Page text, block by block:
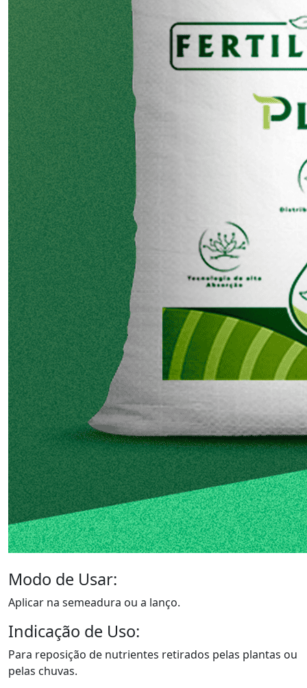
Modo de Usar:
Aplicar na semeadura ou a lanço.
Indicação de Uso:
Para reposição de nutrientes retirados pelas plantas ou
pelas chuvas.